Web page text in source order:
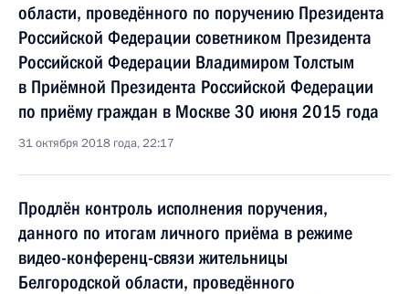
области, проведённого по поручению Президента
Российской Федерации советником Президента
Российской Федерации Владимиром Толстым
в Приёмной Президента Российской Федерации
по приёму граждан в Москве 30 июня 2015 года
31 октября 2018 года, 22:17
Продлён контроль исполнения поручения,
данного по итогам личного приёма в режиме
видео-конференц-связи жительницы
Белгородской области, проведённого